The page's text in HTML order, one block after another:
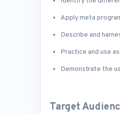
Apply meta
Describe and
Practice and use
Demonstrate the
Target